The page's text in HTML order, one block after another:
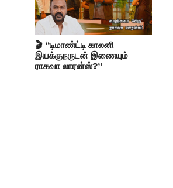
🎬 “டிமாண்ட்டி காலனி
இயக்குநருடன் இணையும்
ராகவா லாரன்ஸ்?”